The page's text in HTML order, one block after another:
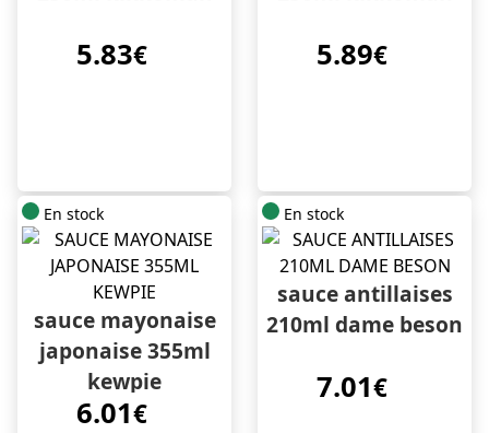
5.83€ 5.89€
En stock
sauce mayonaise
japonaise 355ml
kewpie
6.01€
En stock
sauce antillaises
210ml dame beson
7.01€